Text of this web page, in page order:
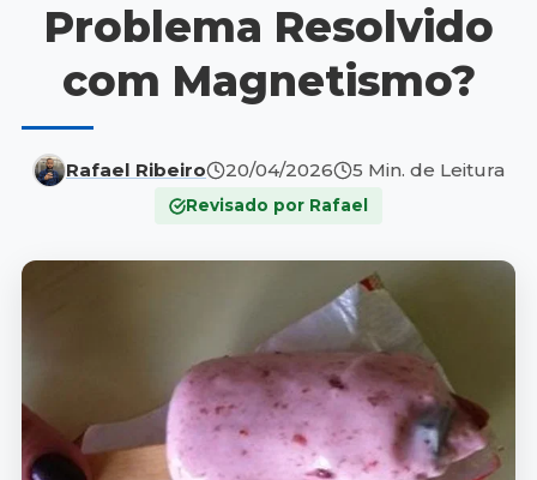
Problema Resolvido
com Magnetismo?
Rafael Ribeiro 20/04/2026 5 Min. de Leitura
Revisado por Rafael